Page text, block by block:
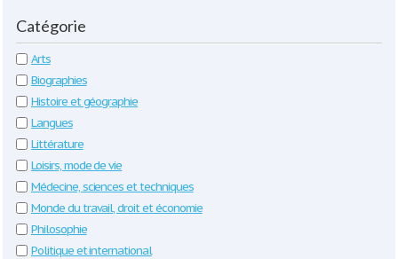
Catégorie
Arts
Biographies
Histoire et géographie
Langues
Littérature
Loisirs, mode de vie
Médecine, sciences et techniques
Monde du travail, droit et économie
Philosophie
Politique et international